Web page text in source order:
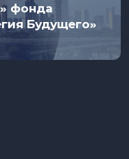
фонда
Будущего»